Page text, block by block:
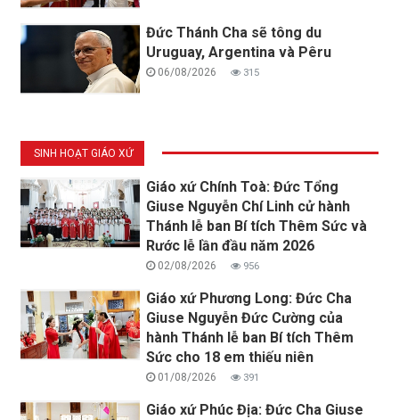
Đức Thánh Cha sẽ tông du
Uruguay, Argentina và Pêru
06/08/2026 315
SINH HOẠT GIÁO XỨ
Giáo xứ Chính Toà: Đức Tổng
Giuse Nguyễn Chí Linh cử hành
Thánh lễ ban Bí tích Thêm Sức và
Rước lễ lần đầu năm 2026
02/08/2026 956
Giáo xứ Phương Long: Đức Cha
Giuse Nguyễn Đức Cường của
hành Thánh lễ ban Bí tích Thêm
Sức cho 18 em thiếu niên
01/08/2026 391
Giáo xứ Phúc Địa: Đức Cha Giuse